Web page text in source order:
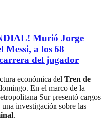
Murió Jorge
Messi, a los 68
del jugador
económica del Tren de
En el marco de la
Sur presentó cargos
investigación sobre las
.